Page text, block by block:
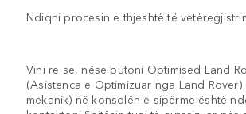
Ndiqni procesin e thjeshtë të
Vini re se, nëse butoni Optimised Land
(Asistenca e Optimizuar nga Land
mekanik) në konsolën e sipërme është